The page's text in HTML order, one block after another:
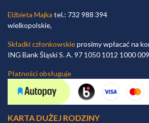
Elżbieta Majka tel.: 732 988 394
wielkopolskie,
Składki członkowskieprosimy wpłacać na
ING Bank Śląski S. A. 97 1050 1012 1000
Płatności obsługuje
KARTA DUŻEJ RODZINY